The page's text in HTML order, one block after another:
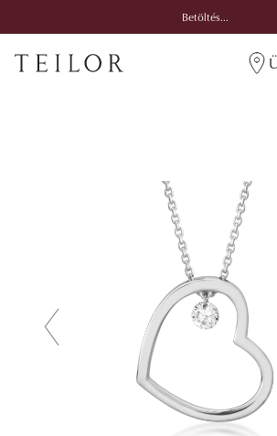
Betöltés...